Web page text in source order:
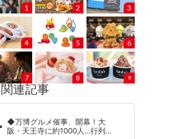
1 2 3
4 5 6
7 8 9
関連記事
◆万博グルメ催事、開幕！大
阪・天王寺に約1000人…行列…